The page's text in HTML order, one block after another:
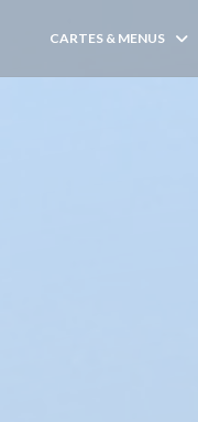
CARTES & MENUS